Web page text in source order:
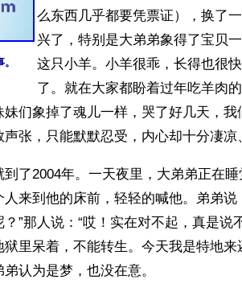
么东西几乎都要凭票证），换了
兴了，特别是大弟弟象得了宝贝
这只小羊。小羊很乖，长得也很
了。就在大家都盼着过年吃羊肉
们象掉了魂儿一样，哭了好几天，
张，只能默默忍受，内心却十分凄凉
了2004年。一天夜里，大弟弟正在
来到他的床前，轻轻的喊他。弟弟说
”那人说：“哎！实在对不起，真是说
里呆着，不能转生。今天我是特地
认为是梦，也没在意。